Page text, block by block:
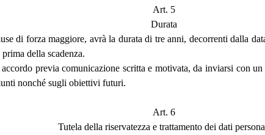
Art. 5
Durata
di forza maggiore, avrà la durata di tre anni, decorrenti dalla
della scadenza.
previa comunicazione scritta e motivata, da inviarsi con
nonché sugli obiettivi futuri.
Art. 6
Tutela della riservatezza e trattamento dei dati